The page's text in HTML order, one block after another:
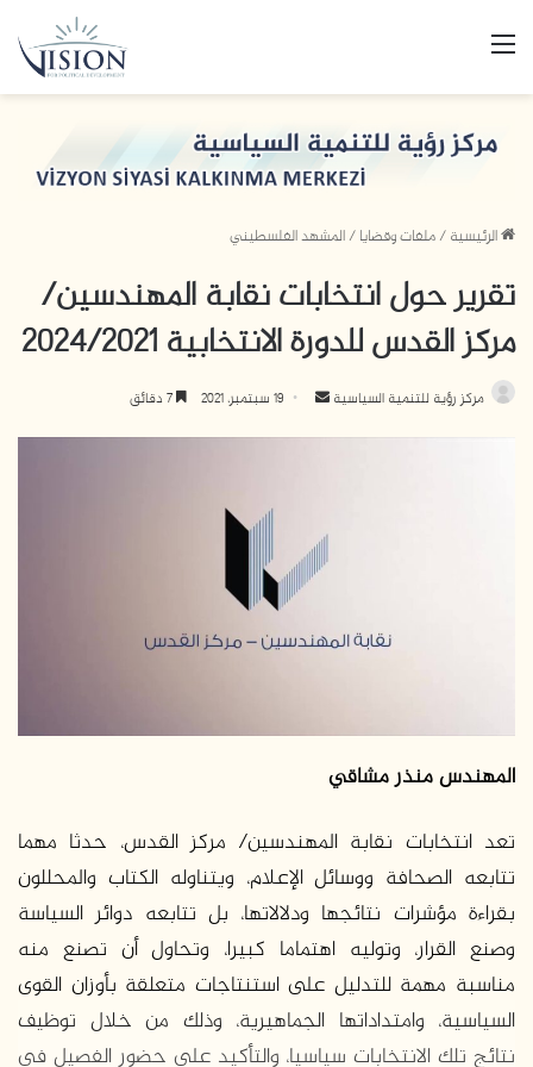
الرئيسية/ملفات وقضايا/المشهد الفلسطيني
تقرير حول انتخابات نقابة المهندسين/
مركز القدس للدورة الانتخابية 2024/2021
مركز رؤية للتنمية السياسية
ر
ي
ت
ي
ا
19 سبتمبر، 2021
المهندس منذر مشاقي
تعد انتخابات نقابة المهندسين/ مركز القدس، حدثا مهما
تتابعه الصحافة ووسائل الإعلام، ويتناوله الكتاب والمحللون
بقراءة مؤشرات نتائجها ودلالاتها، بل تتابعه دوائر السياسة
وصنع القرار، وتوليه اهتماما كبيرا، وتحاول أن تصنع منه
مناسبة مهمة للتدليل على استنتاجات متعلقة بأوزان القوى
السياسية، وامتداداتها الجماهيرية، وذلك من خلال توظيف
نتائج تلك الانتخابات سياسيا، والتأكيد على حضور الفصيل في